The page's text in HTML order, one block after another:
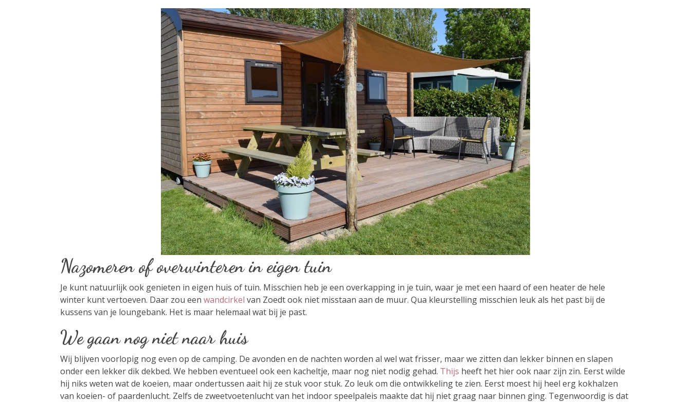
Nazomeren of overwinteren in eigen tuin
Je kunt natuurlijk ook genieten in eigen huis of tuin. Misschien heb je een overkapping in je tuin, waar je met een haard of een heater de hele
winter kunt vertoeven. Daar zou een wandcirkel van Zoedt ook niet misstaan aan de muur. Qua kleurstelling misschien leuk als het past bij de
kussens van je loungebank. Het is maar helemaal wat bij je past.
We gaan nog niet naar huis
Wij blijven voorlopig nog even op de camping. De avonden en de nachten worden al wel wat frisser, maar we zitten dan lekker binnen en slapen
onder een lekker dik dekbed. We hebben eventueel ook een kacheltje, maar nog niet nodig gehad. Thijs heeft het hier ook naar zijn zin. Eerst wilde
hij niks weten wat de koeien, maar ondertussen aait hij ze stuk voor stuk. Zo leuk om die ontwikkeling te zien. Eerst moest hij heel erg kokhalzen
van koeien- of paardenlucht. Zelfs de zweetvoetenlucht van het indoor speelpaleis maakte dat hij niet graag naar binnen ging. Tegenwoordig is dat